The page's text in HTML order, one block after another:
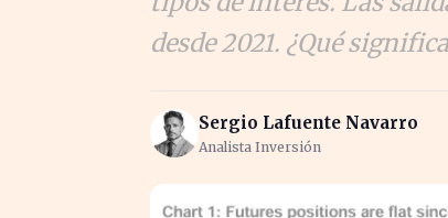
desde 2021. ¿Qué
Sergio Lafuente Navarro
Analista Inversión